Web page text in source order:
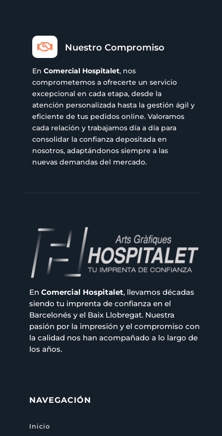
 Nuestro Compromiso
En Comercial Hospitalet, nos
comprometemos a ofrecerte un servicio
excepcional en cada etapa, desde la
atención personalizada hasta la gestión ágil y
eficiente de tus pedidos online. Valoramos
cada relación y trabajamos día a día para
consolidar la confianza depositada en
nosotros, adaptándonos siempre a las
nuevas demandas del mercado.
En Comercial Hospitalet, llevamos décadas
siendo tu imprenta de confianza en el
Barcelonés y el Baix Llobregat. Nuestra
pasión por la impresión y el compromiso con
la calidad nos han acompañado a lo largo de
los años.
NAVEGACIÓN
Inicio